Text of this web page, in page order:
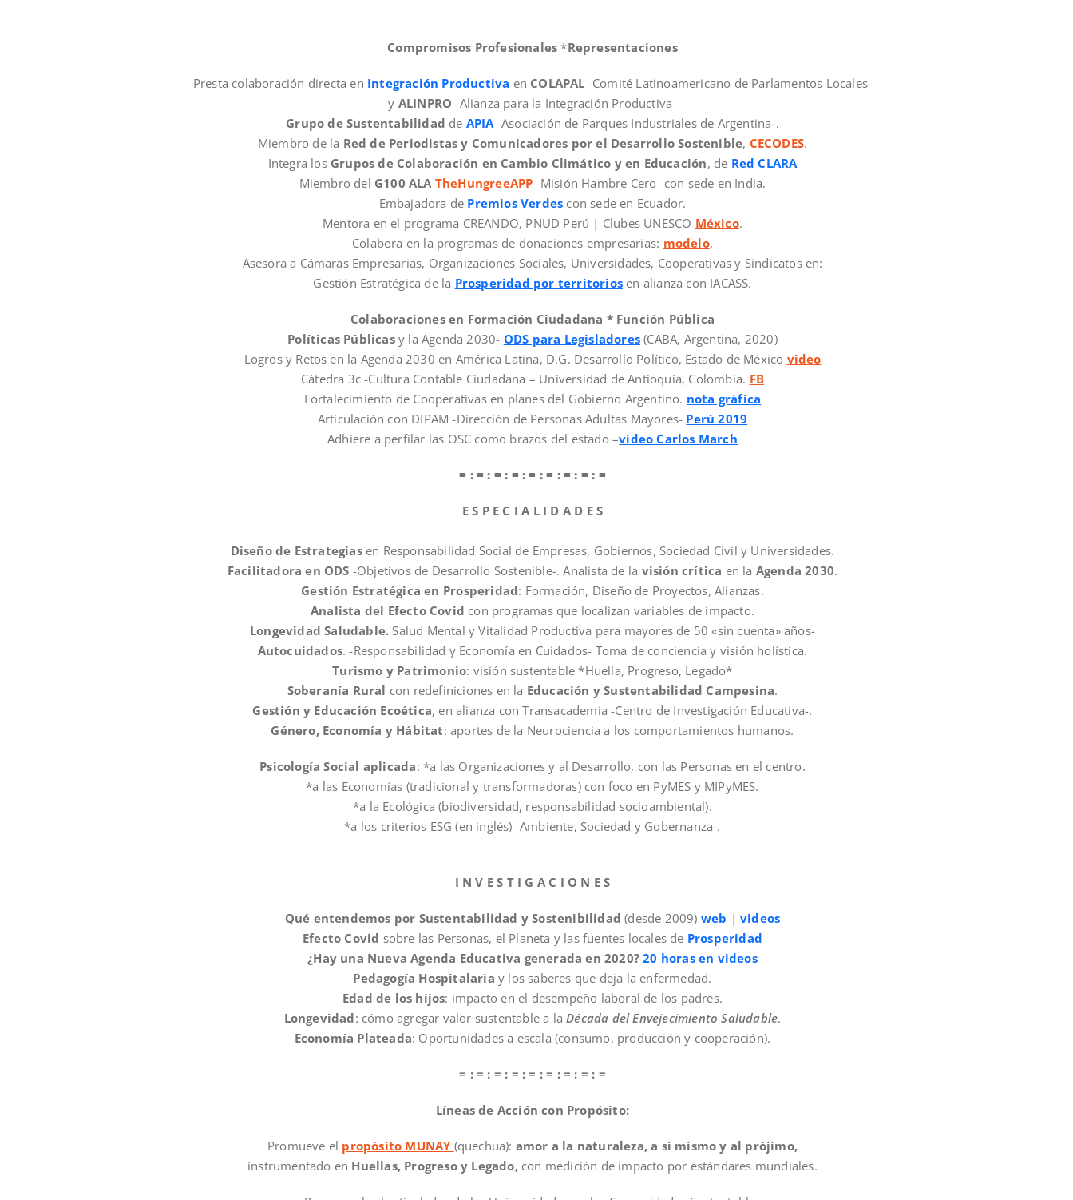
Compromisos Profesionales *Representaciones
Presta colaboración directa en Integración Productiva en COLAPAL -Comité Latinoamericano de Parlamentos Locales-
y ALINPRO -Alianza para la Integración Productiva-
Grupo de Sustentabilidad de APIA -Asociación de Parques Industriales de Argentina-.
Miembro de la Red de Periodistas y Comunicadores por el Desarrollo Sostenible, CECODES.
Integra los Grupos de Colaboración en Cambio Climático y en Educación, de Red CLARA
Miembro del G100 ALA TheHungreeAPP -Misión Hambre Cero- con sede en India.
Embajadora de Premios Verdes con sede en Ecuador.
Mentora en el programa CREANDO, PNUD Perú | Clubes UNESCO México.
Colabora en la programas de donaciones empresarias: modelo.
Asesora a Cámaras Empresarias, Organizaciones Sociales, Universidades, Cooperativas y Sindicatos en:
Gestión Estratégica de la Prosperidad por territorios en alianza con IACASS.
Colaboraciones en Formación Ciudadana * Función Pública
Políticas Públicasy la Agenda 2030- ODS para Legisladores(CABA, Argentina, 2020)
Logros y Retos en la Agenda 2030 en América Latina, D.G. Desarrollo Político, Estado de México video
Cátedra 3c -Cultura Contable Ciudadana – Universidad de Antioquia, Colombia. FB
Fortalecimiento de Cooperativas en planes del Gobierno Argentino. nota gráfica
Articulación con DIPAM -Dirección de Personas Adultas Mayores- Perú 2019
Adhiere a perfilar las OSC como brazos del estado –video Carlos March
= : = : = : = : = : = : = : = : =
E S P E C I A L I D A D E S
Diseño de Estrategiasen Responsabilidad Social de Empresas, Gobiernos, Sociedad Civil y Universidades.
Facilitadora en ODS -Objetivos de Desarrollo Sostenible-. Analista de la visión crítica en la Agenda 2030.
Gestión Estratégica en Prosperidad: Formación, Diseño de Proyectos, Alianzas.
Analista del Efecto Covid con programas que localizan variables de impacto.
Longevidad Saludable. Salud Mental y Vitalidad Productiva para mayores de 50 «sin cuenta» años-
Autocuidados. -Responsabilidad y Economía en Cuidados- Toma de conciencia y visión holística.
Turismo y Patrimonio: visión sustentable *Huella, Progreso, Legado*
Soberanía Rural con redefiniciones en la Educación y Sustentabilidad Campesina.
Gestión y Educación Ecoética, en alianza con Transacademia -Centro de Investigación Educativa-.
Género, Economía y Hábitat: aportes de la Neurociencia a los comportamientos humanos.
Psicología Social aplicada: *a las Organizaciones y al Desarrollo, con las Personas en el centro.
*a las Economías (tradicional y transformadoras) con foco en PyMES y MIPyMES.
*a la Ecológica (biodiversidad, responsabilidad socioambiental).
*a los criterios ESG (en inglés) -Ambiente, Sociedad y Gobernanza-.
I N V E S T I G A C I O N E S
Qué entendemos por Sustentabilidad y Sostenibilidad (desde 2009) web |videos
Efecto Covid sobre las Personas, el Planeta y las fuentes locales de Prosperidad
¿Hay una Nueva Agenda Educativa generada en 2020?20 horas en videos
Pedagogía Hospitalaria y los saberes que deja la enfermedad.
Edad de los hijos: impacto en el desempeño laboral de los padres.
Longevidad: cómo agregar valor sustentable a laDécada del Envejecimiento Saludable.
Economía Plateada: Oportunidades a escala (consumo, producción y cooperación).
= : = : = : = : = : = : = : = : =
Líneas de Acción con Propósito:
Promueve el propósito MUNAY (quechua): amor a la naturaleza, a sí mismo y al prójimo,
instrumentado en Huellas, Progreso y Legado, con medición de impacto por estándares mundiales.